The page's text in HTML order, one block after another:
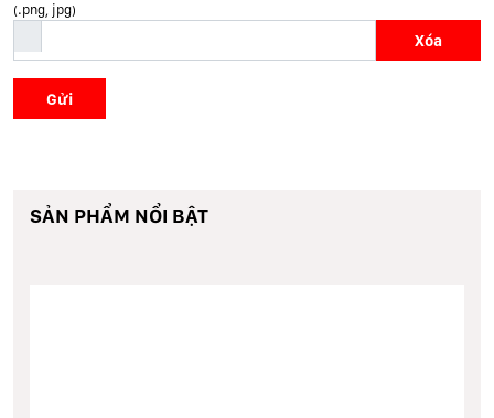
(.png, jpg)
Xóa
Gửi
SẢN PHẨM NỔI BẬT